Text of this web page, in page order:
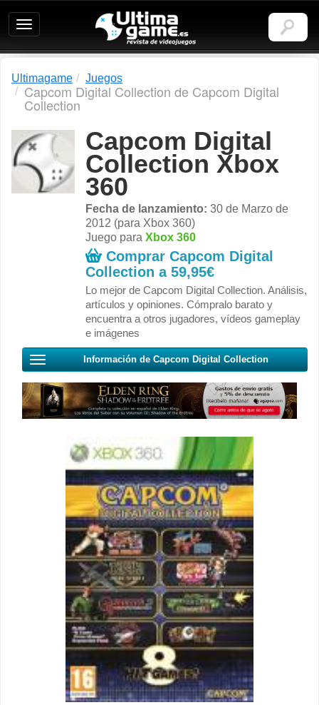
Ultimagame:
Revista
de
Ultimagame Juegos
Capcom Digital Collection de Capcom Digital
Collection
Capcom Digital
Collection Xbox
360
Fecha de lanzamiento: 30 de Marzo de
2012 (para Xbox 360)
Juego para Xbox 360
Comprar Capcom Digital
Collection a 59,95€
Lo mejor de Capcom Digital Collection. Análisis,
artículos y opiniones. Cómpralo barato y
encuentra a otros jugadores, vídeos gameplay
e imágenes
Información de Capcom Digital Collection